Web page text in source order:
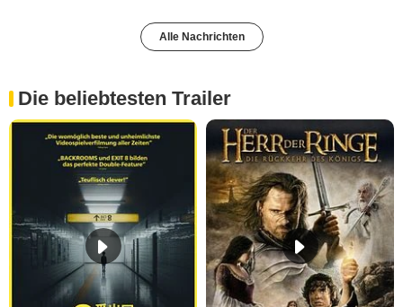
Alle Nachrichten
Die beliebtesten Trailer